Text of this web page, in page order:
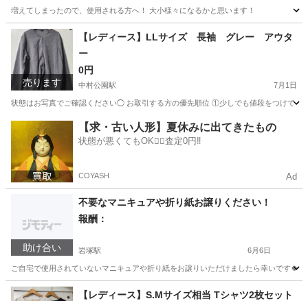
増えてしまったので、使用される方へ！ 大小様々になるかと思います！
愛知 名古屋市 中村公園駅 ラッピング用品 紙袋
売ります
【レディース】LLサイズ 長袖 グレー アウタ
ー
0円
中村公園駅 7月1日
状態はお写真でご確認ください◯ お取引する方の優先順位 ①少しでも値段をつけて
中村公園駅 カーディガン
【求・古い人形】夏休みに出てきたもの
状態が悪くてもOK🙆‍♀️査定0円‼️
COYASH Ad
助け合い
不要なマニキュアや折り紙お譲りください！
報酬：
岩塚駅 6月6日
ご自宅で使用されていないマニキュアや折り紙をお譲りいただけましたら幸いです🍀
愛知 名古屋市 岩塚駅 買いたい/ください
【レディース】S.Mサイズ相当 Tシャツ2枚セット